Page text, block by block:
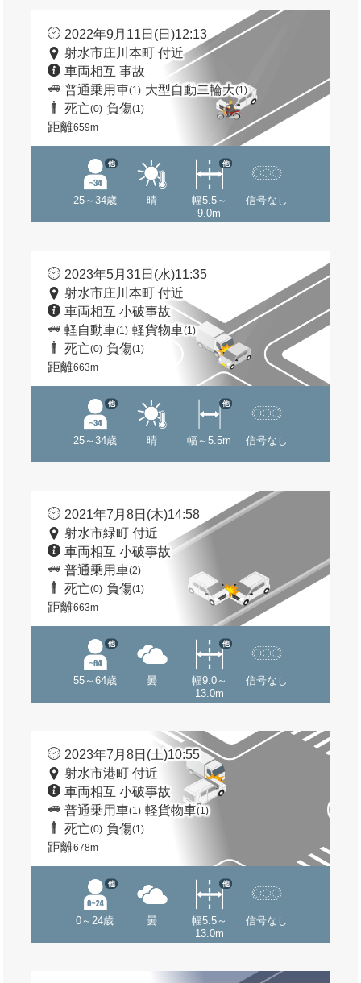
2022年9月11日(日)12:13
射水市庄川本町 付近
車両相互 事故
普通乗用車(1) 大型自動二輪大(1)
死亡(0) 負傷(1)
距離659m
25～34歳
他
晴
幅5.5～
9.0m
他
信号なし
2023年5月31日(水)11:35
射水市庄川本町 付近
車両相互 小破事故
軽自動車(1) 軽貨物車(1)
死亡(0) 負傷(1)
距離663m
25～34歳
他
晴 幅～5.5m
他
信号なし
2021年7月8日(木)14:58
射水市緑町 付近
車両相互 小破事故
普通乗用車(2)
死亡(0) 負傷(1)
距離663m
55～64歳
他
曇
幅9.0～
13.0m
他
信号なし
2023年7月8日(土)10:55
射水市港町 付近
車両相互 小破事故
普通乗用車(1) 軽貨物車(1)
死亡(0) 負傷(1)
距離678m
0～24歳
他
曇
幅5.5～
13.0m
他
信号なし